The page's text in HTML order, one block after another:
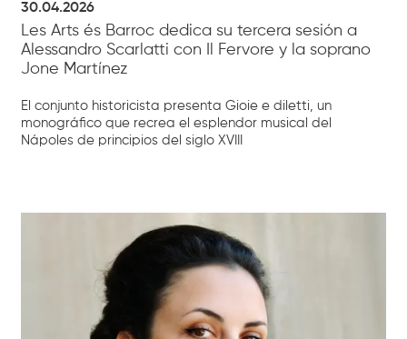
30.04.2026
Les Arts és Barroc dedica su tercera sesión a
Alessandro Scarlatti con Il Fervore y la soprano
Jone Martínez
El conjunto historicista presenta Gioie e diletti, un
monográfico que recrea el esplendor musical del
Nápoles de principios del siglo XVIII